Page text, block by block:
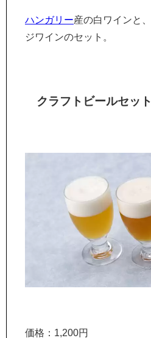
ハンガリー産の白ワインと、
ジワインのセット。
クラフトビールセット
価格：1,200円